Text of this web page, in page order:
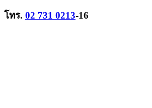
โทร. 02 731 0213-16